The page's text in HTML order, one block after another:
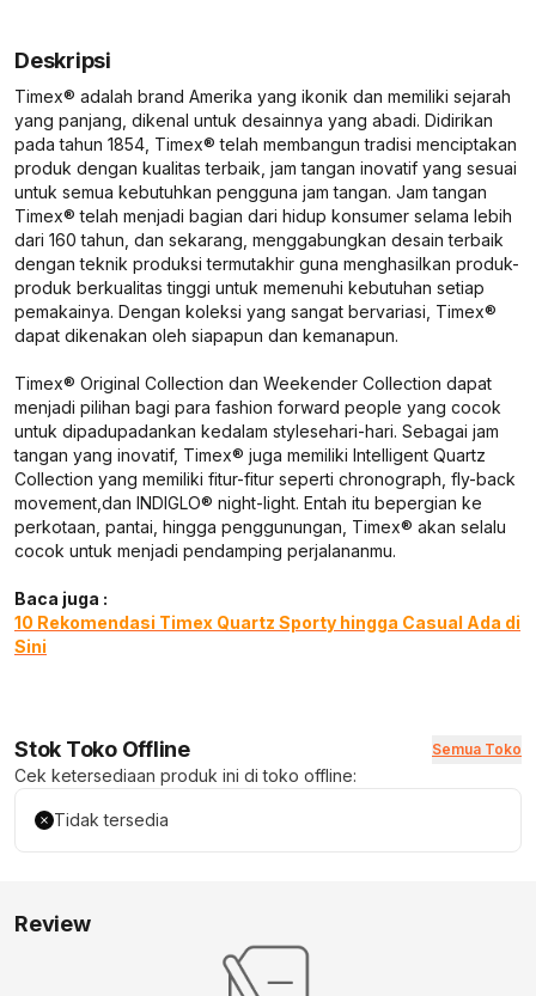
Deskripsi
Timex® adalah brand Amerika yang ikonik dan memiliki sejarah
yang panjang, dikenal untuk desainnya yang abadi. Didirikan
pada tahun 1854, Timex® telah membangun tradisi menciptakan
produk dengan kualitas terbaik, jam tangan inovatif yang sesuai
untuk semua kebutuhkan pengguna jam tangan. Jam tangan
Timex® telah menjadi bagian dari hidup konsumer selama lebih
dari 160 tahun, dan sekarang, menggabungkan desain terbaik
dengan teknik produksi termutakhir guna menghasilkan produk-
produk berkualitas tinggi untuk memenuhi kebutuhan setiap
pemakainya. Dengan koleksi yang sangat bervariasi, Timex®
dapat dikenakan oleh siapapun dan kemanapun.
Timex® Original Collection dan Weekender Collection dapat
menjadi pilihan bagi para fashion forward people yang cocok
untuk dipadupadankan kedalam stylesehari-hari. Sebagai jam
tangan yang inovatif, Timex® juga memiliki Intelligent Quartz
Collection yang memiliki fitur-fitur seperti chronograph, fly-back
movement, dan INDIGLO® night-light. Entah itu bepergian ke
perkotaan, pantai, hingga penggunungan, Timex® akan selalu
cocok untuk menjadi pendamping perjalananmu.
Baca juga :
10 Rekomendasi Timex Quartz Sporty hingga Casual Ada di
Sini
Stok Toko Offline Semua Toko
Cek ketersediaan produk ini di toko offline:
Tidak tersedia
Review